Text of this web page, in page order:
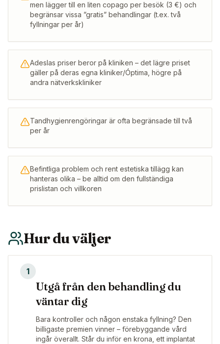
men lägger till en liten copago per besök (3 €) och
begränsar vissa ”gratis” behandlingar (t.ex. två
fyllningar per år)
Adeslas priser beror på kliniken – det lägre priset
gäller på deras egna kliniker/Óptima, högre på
andra nätverkskliniker
Tandhygienrengöringar är ofta begränsade till två
per år
Befintliga problem och rent estetiska tillägg kan
hanteras olika – be alltid om den fullständiga
prislistan och villkoren
Hur du väljer
1
Utgå från den behandling du
väntar dig
Bara kontroller och någon enstaka fyllning? Den
billigaste premien vinner – förebyggande vård
ingår överallt. Står du inför en krona, ett implantat